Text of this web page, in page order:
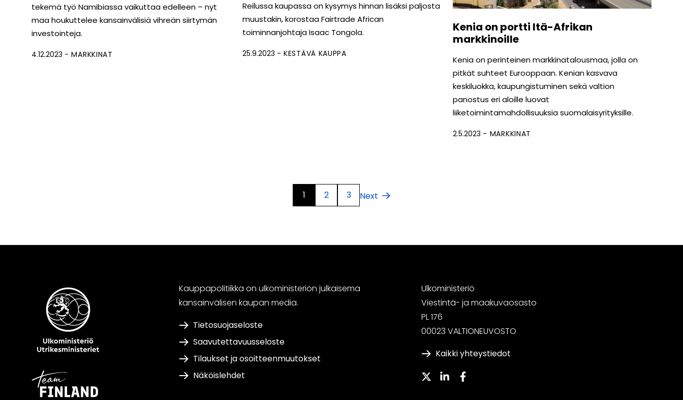
tekemä työ Namibiassa vaikuttaa edelleen – nyt
maa houkuttelee kansainvälisiä vihreän siirtymän
investointeja.
4.12.2023 MARKKINAT
Reilussa kaupassa on kysymys hinnan lisäksi paljosta
muustakin, korostaa Fairtrade African
toiminnanjohtaja Isaac Tongola.
25.9.2023 KESTÄVÄ KAUPPA
Kenia on portti Itä-Afrikan
markkinoille
Kenia on perinteinen markkinatalousmaa, jolla on
pitkät suhteet Eurooppaan. Kenian kasvava
keskiluokka, kaupungistuminen sekä valtion
panostus eri aloille luovat
liiketoimintamahdollisuuksia suomalaisyrityksille.
2.5.2023 MARKKINAT
1 2 3 Next
Kauppapolitiikka on ulkoministeriön julkaisema
kansainvälisen kaupan media.
Tietosuojaseloste
Saavutettavuusseloste
Tilaukset ja osoitteenmuutokset
Näköislehdet
Ulkoministeriö
Viestintä- ja maakuvaosasto
PL 176
00023 VALTIONEUVOSTO
Kaikki yhteystiedot